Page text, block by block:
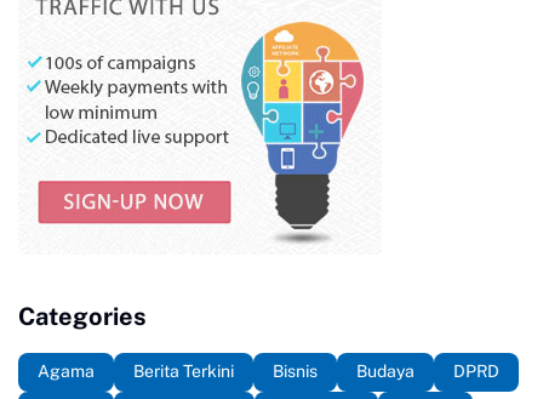
Categories
Agama Berita Terkini Bisnis Budaya
DPRD